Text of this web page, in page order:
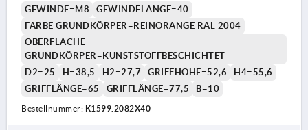
GEWINDE=M8
GEWINDELÄNGE=40
FARBE GRUNDKÖRPER=REINORANGE RAL 2004
OBERFLÄCHE
GRUNDKÖRPER=KUNSTSTOFFBESCHICHTET
D2=25
H=38,5 H2=27,7 GRIFFHÖHE=52,6
H4=55,6
GRIFFLÄNGE=65
GRIFFLÄNGE=77,5 B=10
Bestellnummer: K1599.2082X40